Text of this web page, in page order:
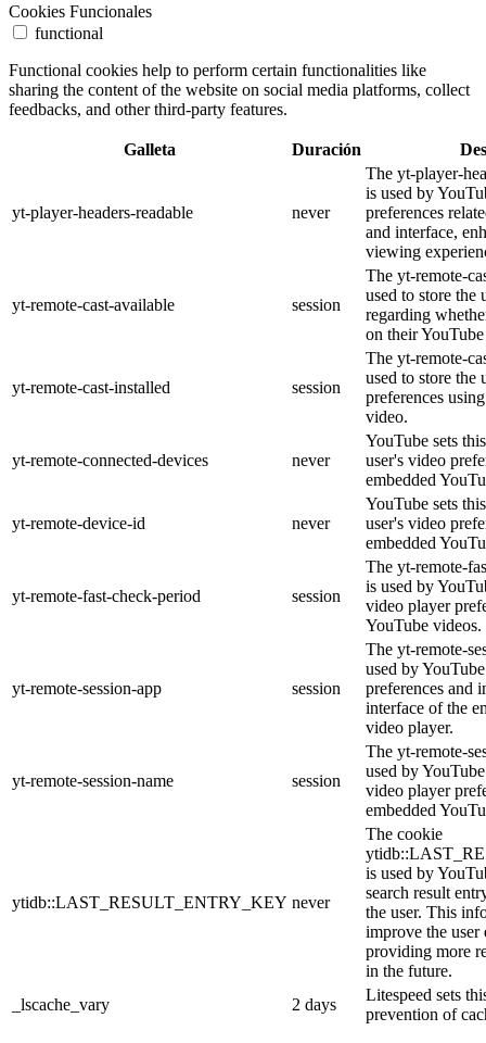
Cookies Funcionales
functional
Functional cookies help to perform certain functionalities like
sharing the content of the website on social media platforms, collect
feedbacks, and other third-party features.
Galleta Duración
yt-player-headers-readable never
The yt-player-
is used by
preferences
and interface,
viewing
yt-remote-cast-available session
The yt-remote-
used to store the
regarding
on their
yt-remote-cast-installed session
The yt-remote-
used to store the
preferences
video.
yt-remote-connected-devices never
YouTube sets
user's video
embedded
yt-remote-device-id never
YouTube sets
user's video
embedded
yt-remote-fast-check-period session
The yt-remote-
is used by
video player
YouTube videos.
yt-remote-session-app session
The yt-remote-
used by
preferences and
interface of the
video player.
yt-remote-session-name session
The yt-remote-
used by
video player
embedded
ytidb::LAST_RESULT_ENTRY_KEY never
The cookie
is used by
search result
the user. This
improve the user
providing more
in the future.
_lscache_vary
2 days
Litespeed sets
prevention of